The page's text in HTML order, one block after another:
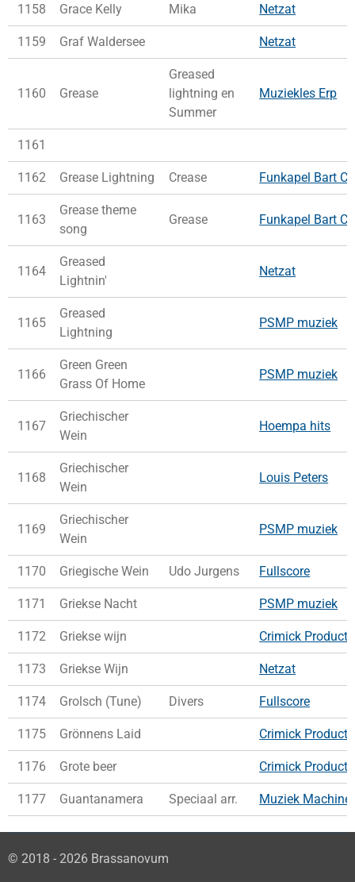
1158 Grace Kelly Mika Netzat
1159 Graf Waldersee Netzat
1160 Grease
Greased
lightning en
Summer
Muziekles Erp
1161
1162 Grease Lightning Crease Funkapel Bart
1163
Grease theme
song
Grease Funkapel Bart
1164
Greased
Lightnin'
Netzat
1165
Greased
Lightning
PSMP muziek
1166
Green Green
Grass Of Home
PSMP muziek
1167
Griechischer
Wein
Hoempa hits
1168
Griechischer
Wein
Louis Peters
1169
Griechischer
Wein
PSMP muziek
1170 Griegische Wein Udo Jurgens Fullscore
1171 Griekse Nacht PSMP muziek
1172 Griekse wijn Crimick
1173 Griekse Wijn Netzat
1174 Grolsch (Tune) Divers Fullscore
1175 Grönnens Laid Crimick
1176 Grote beer Crimick
1177 Guantanamera Speciaal arr. Muziek Machine
© 2018 - 2026 Brassanovum